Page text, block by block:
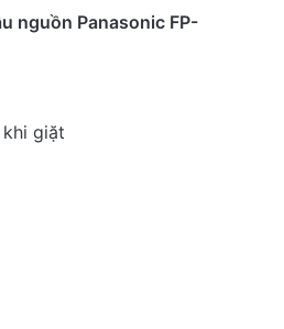
nguồn Panasonic FP-
giặt